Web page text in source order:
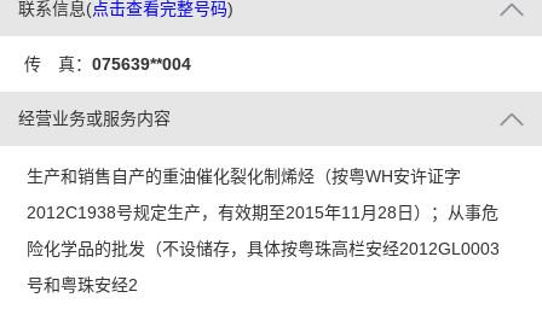
联系信息(点击查看完整号码)
传 真： 075639**004
经营业务或服务内容
生产和销售自产的重油催化裂化制烯烃（按粤WH安许证字
2012C1938号规定生产，有效期至2015年11月28日）；从事危
险化学品的批发（不设储存，具体按粤珠高栏安经2012GL0003
号和粤珠安经2